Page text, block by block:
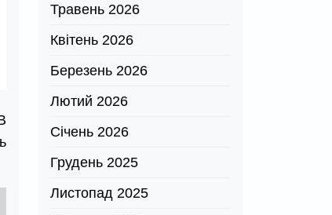
Травень 2026
Квітень 2026
Березень 2026
Лютий 2026
Січень 2026
Грудень 2025
Листопад 2025